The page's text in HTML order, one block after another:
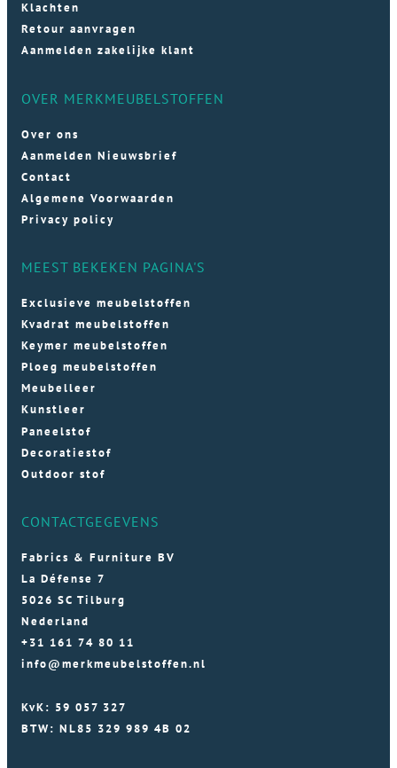
Klachten
Retour aanvragen
Aanmelden zakelijke klant
OVER MERKMEUBELSTOFFEN
Over ons
Aanmelden Nieuwsbrief
Contact
Algemene Voorwaarden
Privacy policy
MEEST BEKEKEN PAGINA'S
Exclusieve meubelstoffen
Kvadrat meubelstoffen
Keymer meubelstoffen
Ploeg meubelstoffen
Meubelleer
Kunstleer
Paneelstof
Decoratiestof
Outdoor stof
CONTACTGEGEVENS
Fabrics & Furniture BV
La Défense 7
5026 SC Tilburg
Nederland
+31 161 74 80 11
info@merkmeubelstoffen.nl
KvK: 59 057 327
BTW: NL85 329 989 4B 02